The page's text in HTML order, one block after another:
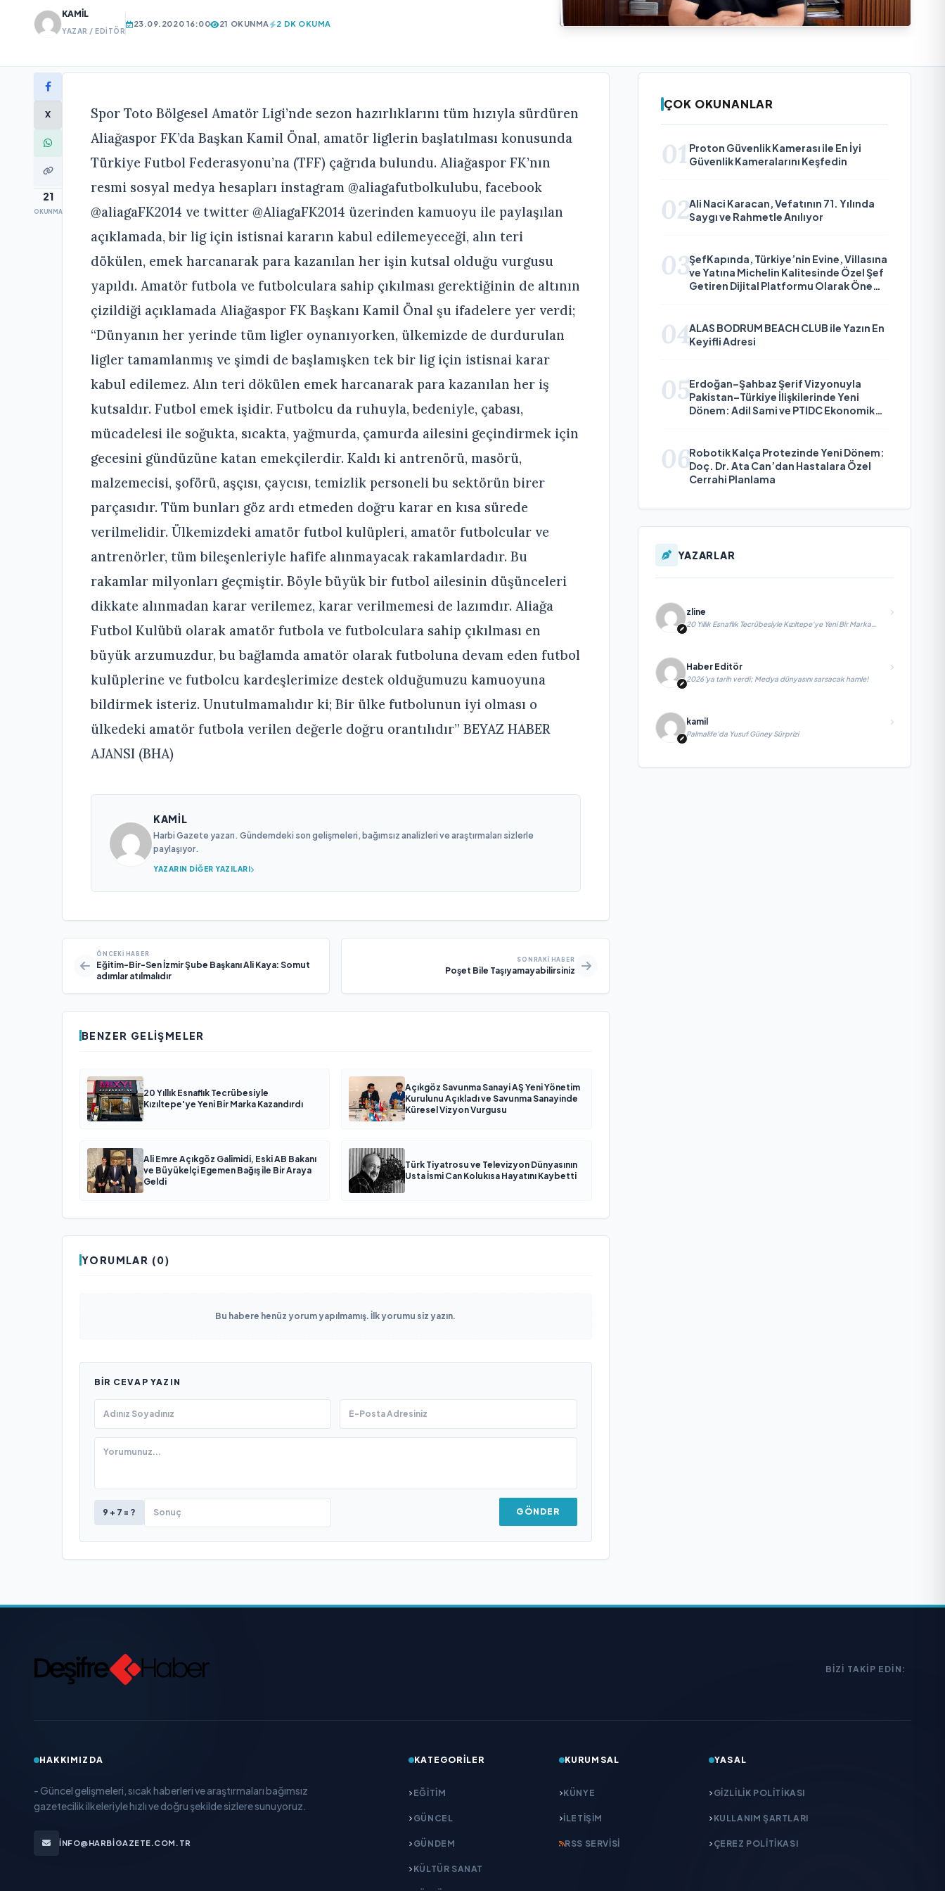
KAMIL
YAZAR / EDITÖR
23.09.2020 16:00 21 OKUNMA 2 DK OKUMA
X
21
OKUNMA
Spor Toto Bölgesel Amatör Ligi’nde sezon hazırlıklarını tüm hızıyla sürdüren
Aliağaspor FK’da Başkan Kamil Önal, amatör liglerin başlatılması konusunda
Türkiye Futbol Federasyonu’na (TFF) çağrıda bulundu. Aliağaspor FK’nın
resmi sosyal medya hesapları instagram @aliagafutbolkulubu, facebook
@aliagaFK2014 ve twitter @AliagaFK2014 üzerinden kamuoyu ile paylaşılan
açıklamada, bir lig için istisnai kararın kabul edilemeyeceği, alın teri
dökülen, emek harcanarak para kazanılan her işin kutsal olduğu vurgusu
yapıldı. Amatör futbola ve futbolculara sahip çıkılması gerektiğinin de altının
çizildiği açıklamada Aliağaspor FK Başkanı Kamil Önal şu ifadelere yer verdi;
“Dünyanın her yerinde tüm ligler oynanıyorken, ülkemizde de durdurulan
ligler tamamlanmış ve şimdi de başlamışken tek bir lig için istisnai karar
kabul edilemez. Alın teri dökülen emek harcanarak para kazanılan her iş
kutsaldır. Futbol emek işidir. Futbolcu da ruhuyla, bedeniyle, çabası,
mücadelesi ile soğukta, sıcakta, yağmurda, çamurda ailesini geçindirmek için
gecesini gündüzüne katan emekçilerdir. Kaldı ki antrenörü, masörü,
malzemecisi, şoförü, aşçısı, çaycısı, temizlik personeli bu sektörün birer
parçasıdır. Tüm bunları göz ardı etmeden doğru karar en kısa sürede
verilmelidir. Ülkemizdeki amatör futbol kulüpleri, amatör futbolcular ve
antrenörler, tüm bileşenleriyle hafife alınmayacak rakamlardadır. Bu
rakamlar milyonları geçmiştir. Böyle büyük bir futbol ailesinin düşünceleri
dikkate alınmadan karar verilemez, karar verilmemesi de lazımdır. Aliağa
Futbol Kulübü olarak amatör futbola ve futbolculara sahip çıkılması en
büyük arzumuzdur, bu bağlamda amatör olarak futboluna devam eden futbol
kulüplerine ve futbolcu kardeşlerimize destek olduğumuzu kamuoyuna
bildirmek isteriz. Unutulmamalıdır ki; Bir ülke futbolunun iyi olması o
ülkedeki amatör futbola verilen değerle doğru orantılıdır” BEYAZ HABER
AJANSI (BHA)
KAMIL
Harbi Gazete yazarı. Gündemdeki son gelişmeleri, bağımsız analizleri ve araştırmaları sizlerle
paylaşıyor.
YAZARIN DIĞER YAZILARI
ÖNCEKI HABER
Eğitim-Bir-Sen İzmir Şube Başkanı Ali Kaya: Somut
adımlar atılmalıdır
SONRAKI HABER
Poşet Bile Taşıyamayabilirsiniz
BENZER GELIŞMELER
20 Yıllık Esnaflık Tecrübesiyle
Kızıltepe'ye Yeni Bir Marka Kazandırdı
Açıkgöz Savunma Sanayi AŞ Yeni Yönetim
Kurulunu Açıkladı ve Savunma Sanayinde
Küresel Vizyon Vurgusu
Ali Emre Açıkgöz Galimidi, Eski AB Bakanı
ve Büyükelçi Egemen Bağış ile Bir Araya
Geldi
Türk Tiyatrosu ve Televizyon Dünyasının
Usta İsmi Can Kolukısa Hayatını Kaybetti
YORUMLAR (0)
Bu habere henüz yorum yapılmamış. İlk yorumu siz yazın.
BIR CEVAP YAZIN
9 + 7 = ? GÖNDER
ÇOK OKUNANLAR
01 Proton Güvenlik Kamerası ile En İyi
Güvenlik Kameralarını Keşfedin
02Ali Naci Karacan, Vefatının 71. Yılında
Saygı ve Rahmetle Anılıyor
03ŞefKapında, Türkiye’nin Evine, Villasına
ve Yatına Michelin Kalitesinde Özel Şef
Getiren Dijital Platformu Olarak Öne
04ALAS BODRUM BEACH CLUB ile Yazın En
Keyifli Adresi
05Erdoğan–Şahbaz Şerif Vizyonuyla
Pakistan–Türkiye İlişkilerinde Yeni
Dönem: Adil Sami ve PTIDC Ekonomik
06Robotik Kalça Protezinde Yeni Dönem:
Doç. Dr. Ata Can’dan Hastalara Özel
Cerrahi Planlama
YAZARLAR
zline
20 Yıllık Esnaflık Tecrübesiyle Kızıltepe'ye Yeni Bir Marka
Kazandırdı
Haber Editör
2026’ya tarih verdi; Medya dünyasını sarsacak hamle!
kamil
Palmalife’da Yusuf Güney Sürprizi
BIZI TAKIP EDIN:
HAKKIMIZDA
- Güncel gelişmeleri, sıcak haberleri ve araştırmaları bağımsız
gazetecilik ilkeleriyle hızlı ve doğru şekilde sizlere sunuyoruz.
INFO@HARBIGAZETE.COM.TR
KATEGORILER
EĞITIM
GÜNCEL
GÜNDEM
KÜLTÜR SANAT
KURUMSAL
KÜNYE
İLETIŞIM
RSS SERVISI
YASAL
GIZLILIK POLITIKASI
KULLANIM ŞARTLARI
ÇEREZ POLITIKASI